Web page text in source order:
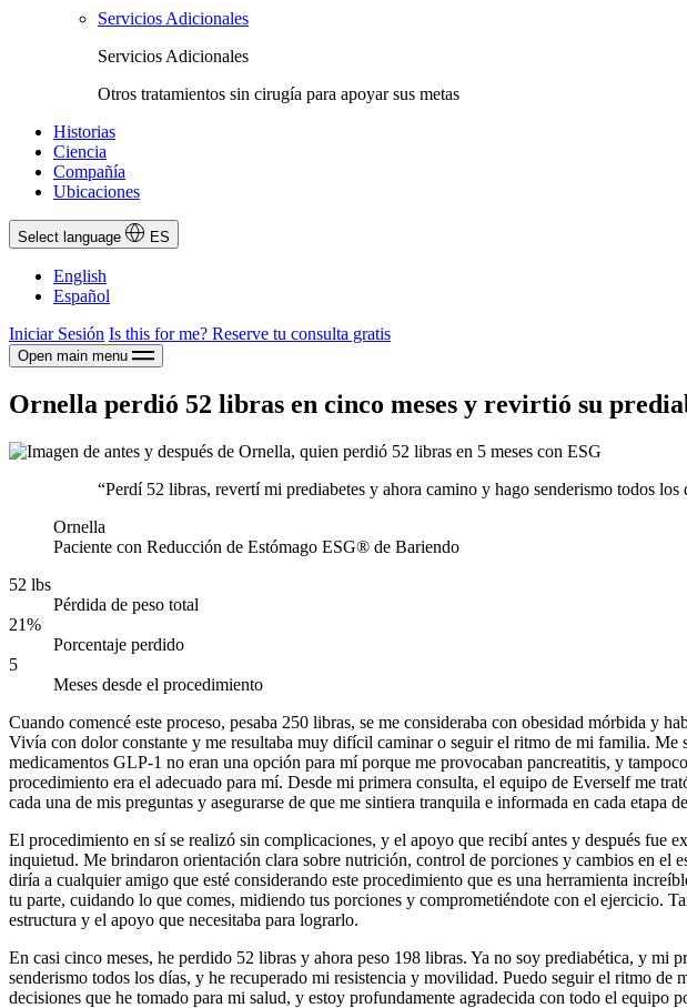
Servicios Adicionales
Servicios Adicionales
Otros tratamientos sin cirugía para apoyar sus metas
Historias
Ciencia
Compañía
Ubicaciones
Select language ES
English
Español
Iniciar Sesión Is this for me? Reserve tu consulta gratis
Open main menu
Ornella perdió 52 libras en cinco meses y revirtió su
“Perdí 52 libras, revertí mi prediabetes y ahora camino y hago senderismo todos los
Ornella
Paciente con Reducción de Estómago ESG® de Bariendo
52 lbs
Pérdida de peso total
21%
Porcentaje perdido
5
Meses desde el procedimiento
Cuando comencé este proceso, pesaba 250 libras, se me consideraba con obesidad mórbida y
Vivía con dolor constante y me resultaba muy difícil caminar o seguir el ritmo de mi familia.
medicamentos GLP-1 no eran una opción para mí porque me provocaban pancreatitis, y
procedimiento era el adecuado para mí. Desde mi primera consulta, el equipo de Everself me
cada una de mis preguntas y asegurarse de que me sintiera tranquila e informada en cada etapa
El procedimiento en sí se realizó sin complicaciones, y el apoyo que recibí antes y después
inquietud. Me brindaron orientación clara sobre nutrición, control de porciones y cambios en el
diría a cualquier amigo que esté considerando este procedimiento que es una herramienta
tu parte, cuidando lo que comes, midiendo tus porciones y comprometiéndote con el ejercicio.
estructura y el apoyo que necesitaba para lograrlo.
En casi cinco meses, he perdido 52 libras y ahora peso 198 libras. Ya no soy prediabética, y mi
senderismo todos los días, y he recuperado mi resistencia y movilidad. Puedo seguir el ritmo
decisiones que he tomado para mi salud, y estoy profundamente agradecida con todo el equipo